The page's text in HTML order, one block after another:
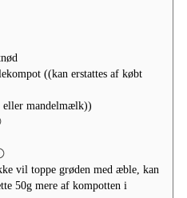
((kan erstattes af købt
eller mandelmælk))
vil toppe grøden med æble, kan
50g mere af kompotten i